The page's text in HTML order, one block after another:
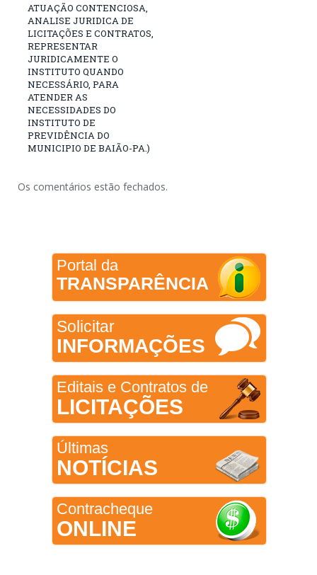
ATUAÇÃO CONTENCIOSA,
ANALISE JURIDICA DE
LICITAÇÕES E CONTRATOS,
REPRESENTAR
JURIDICAMENTE O
INSTITUTO QUANDO
NECESSÁRIO, PARA
ATENDER AS
NECESSIDADES DO
INSTITUTO DE
PREVIDÊNCIA DO
MUNICIPIO DE BAIÃO-PA.)
Os comentários estão fechados.
Portal da
TRANSPARÊNCIA
Solicitar
INFORMAÇÕES
Editais e Contratos de
LICITAÇÕES
Últimas
NOTÍCIAS
Contracheque
ONLINE